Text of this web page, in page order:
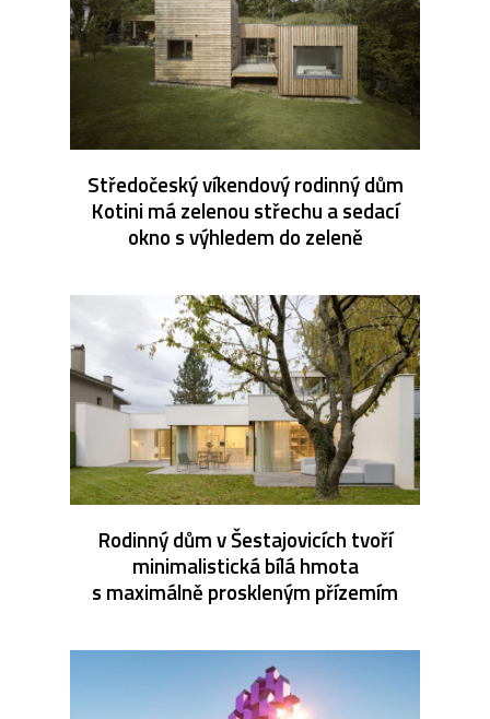
Středočeský víkendový rodinný dům
Kotini má zelenou střechu a sedací
okno s výhledem do zeleně
Rodinný dům v Šestajovicích tvoří
minimalistická bílá hmota
s maximálně proskleným přízemím